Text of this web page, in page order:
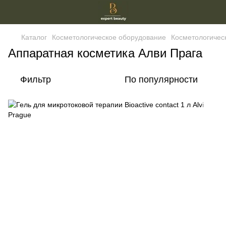
Каталог Косметологическое оборудование
Аппаратная косметика Алви Прага
Фильтр По популярности